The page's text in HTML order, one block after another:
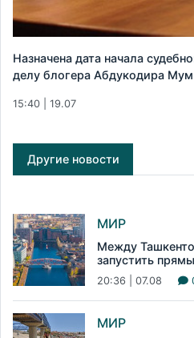
Назначена дата начала
делу блогера Абдукодира
15:40 | 19.07
Другие новости
МИР
Между
запустить
20:36 | 07.08
МИР